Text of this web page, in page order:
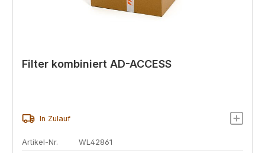
Filter kombiniert AD-ACCESS
In Zulauf
Artikel-Nr.
WL42861